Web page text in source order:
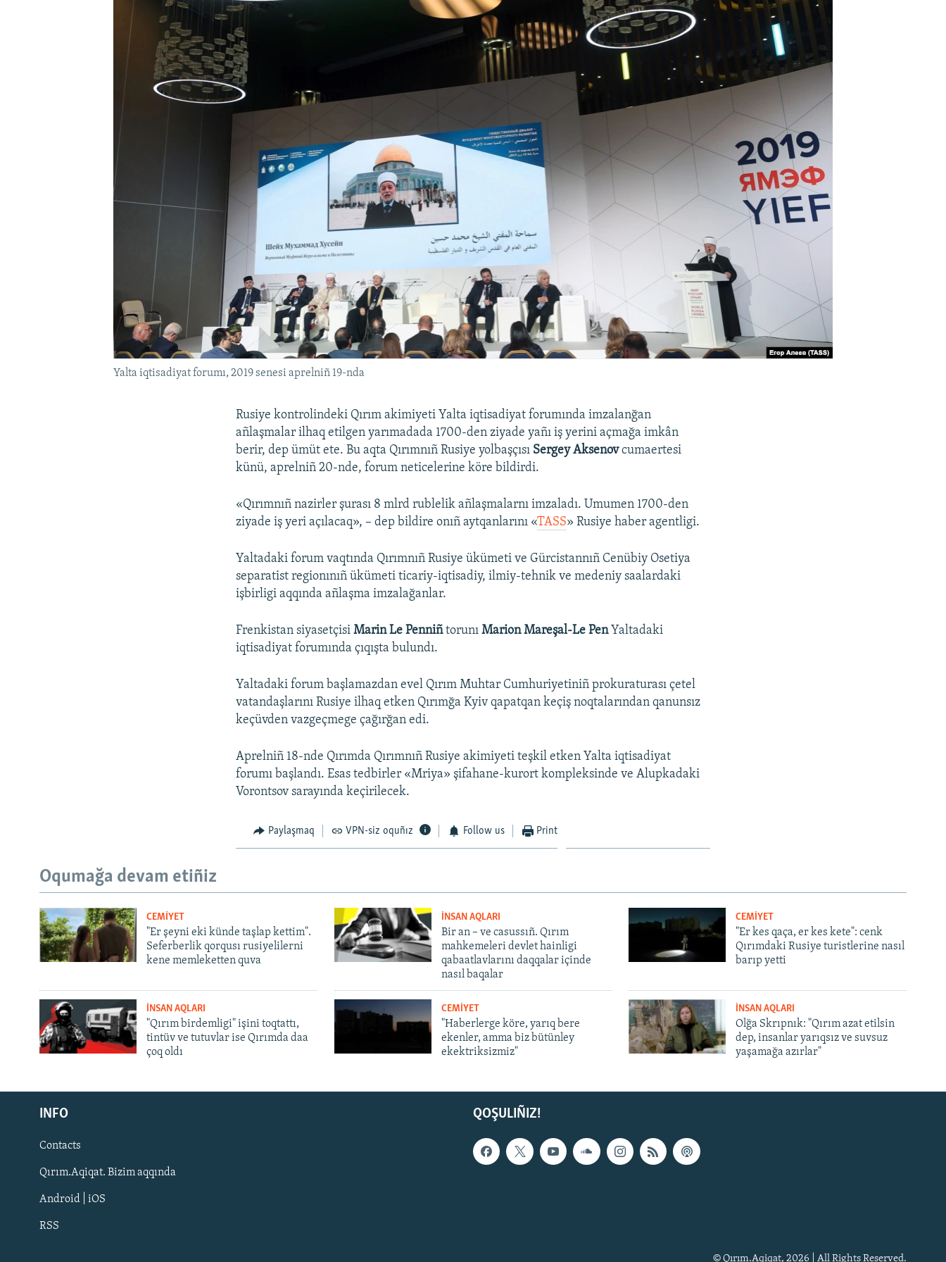
Русский
Українською
QOŞULIÑIZ!
Yalta iqtisadiyat forumı, 2019 senesi aprelniñ 19-nda
Rusiye kontrolindeki Qırım akimiyeti Yalta iqtisadiyat forumında imzalanğan
añlaşmalar ilhaq etilgen yarımadada 1700-den ziyade yañı iş yerini açmağa imkân
berir, dep ümüt ete. Bu aqta Qırımnıñ Rusiye yolbaşçısı Sergey Aksenovcumaertesi
künü, aprelniñ 20-nde, forum neticelerine köre bildirdi.
«Qırımnıñ nazirler şurası 8 mlrd rublelik añlaşmalarnı imzaladı. Umumen 1700-den
ziyade iş yeri açılacaq», – dep bildire onıñ aytqanlarını «TASS» Rusiye haber agentligi.
Yaltadaki forum vaqtında Qırımnıñ Rusiye ükümeti ve Gürcistannıñ Cenübiy Osetiya
separatist regionınıñ ükümeti ticariy-iqtisadiy, ilmiy-tehnik ve medeniy saalardaki
işbirligi aqqında añlaşma imzalağanlar.
Frenkistan siyasetçisiMarin Le PenniñtorunıMarion Mareşal-Le Pen Yaltadaki
iqtisadiyat forumında çıqışta bulundı.
Yaltadaki forum başlamazdan evel Qırım Muhtar Cumhuriyetiniñ prokuraturası çetel
vatandaşlarını Rusiye ilhaq etken Qırımğa Kyiv qapatqan keçiş noqtalarından qanunsız
keçüvden vazgeçmege çağırğan edi.
Aprelniñ 18-nde Qırımda Qırımnıñ Rusiye akimiyeti teşkil etken Yalta iqtisadiyat
forumı başlandı. Esas tedbirler «Mriya» şifahane-kurort kompleksinde ve Alupkadaki
Vorontsov sarayında keçirilecek.
Paylaşmaq VPN-siz oquñız Follow us Print
Oqumağa devam etiñiz
CEMİYET
"Er şeyni eki künde taşlap kettim".
Seferberlik qorqusı rusiyelilerni
kene memleketten quva
İNSAN AQLARI
Bir an – ve casussıñ. Qırım
mahkemeleri devlet hainligi
qabaatlavlarını daqqalar içinde
nasıl baqalar
CEMİYET
"Er kes qaça, er kes kete": cenk
Qırımdaki Rusiye turistlerine nasıl
barıp yetti
İNSAN AQLARI
"Qırım birdemligi" işini toqtattı,
tintüv ve tutuvlar ise Qırımda daa
çoq oldı
CEMİYET
"Haberlerge köre, yarıq bere
ekenler, amma biz bütünley
ekektriksizmiz"
İNSAN AQLARI
Olğa Skrıpnık: "Qırım azat etilsin
dep, insanlar yarıqsız ve suvsuz
yaşamağa azırlar"
QOŞULIÑIZ!
INFO
Contacts
Qırım.Aqiqat. Bizim aqqında
Android | iOS
RSS
© Qırım.Aqiqat, 2026 | All Rights Reserved.